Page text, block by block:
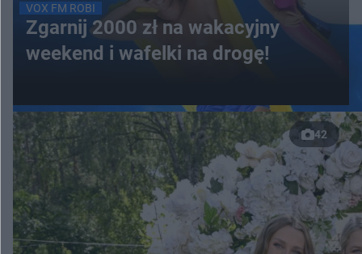
VOX FM ROBI
Zgarnij 2000 zł na wakacyjny
weekend i wafelki na drogę!
42